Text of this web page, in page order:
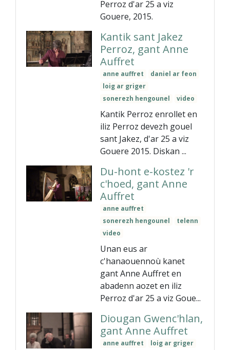
Perroz d'ar 25 a viz
Gouere, 2015.
Kantik sant Jakez
Perroz, gant Anne
Auffret
anne auffret
daniel ar feon
loig ar griger
sonerezh hengounel
video
Kantik Perroz enrollet en
iliz Perroz devezh gouel
sant Jakez, d'ar 25 a viz
Gouere 2015. Diskan ...
Du-hont e-kostez 'r
c'hoed, gant Anne
Auffret
anne auffret
sonerezh hengounel
telenn
video
Unan eus ar
c'hanaouennoù kanet
gant Anne Auffret en
abadenn aozet en iliz
Perroz d'ar 25 a viz Goue...
Diougan Gwenc'hlan,
gant Anne Auffret
anne auffret loig ar griger